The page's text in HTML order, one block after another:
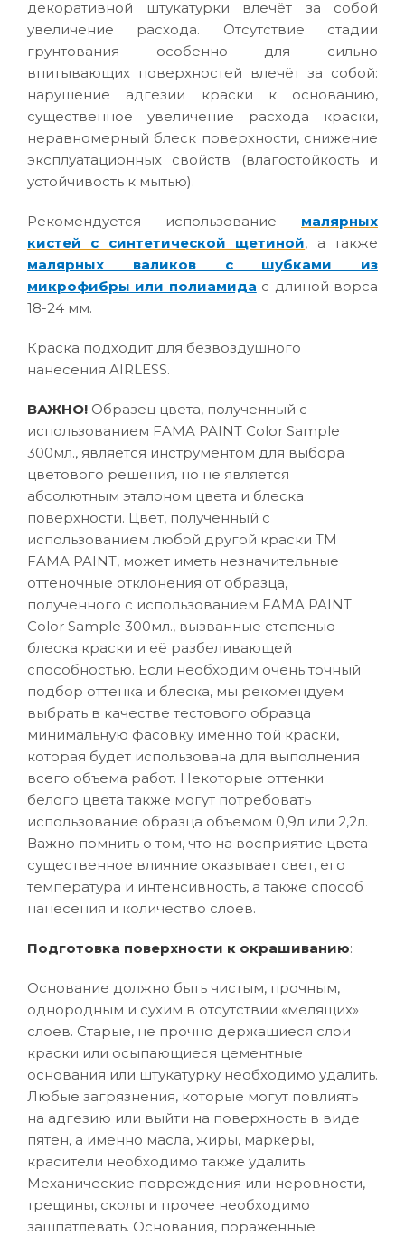
декоративной штукатурки влечёт за собой
увеличение расхода. Отсутствие стадии
грунтования особенно для сильно
впитывающих поверхностей влечёт за собой:
нарушение адгезии краски к основанию,
существенное увеличение расхода краски,
неравномерный блеск поверхности, снижение
эксплуатационных свойств (влагостойкость и
устойчивость к мытью).
Рекомендуется использование малярных
кистей с синтетической щетиной, а также
малярных валиков с шубками из
микрофибры или полиамида с длиной ворса
18-24 мм.
Краска подходит для безвоздушного
нанесения AIRLESS.
ВАЖНО! Образец цвета, полученный с
использованием FAMA PAINT Color Sample
300мл., является инструментом для выбора
цветового решения, но не является
абсолютным эталоном цвета и блеска
поверхности. Цвет, полученный с
использованием любой другой краски ТМ
FAMA PAINT, может иметь незначительные
оттеночные отклонения от образца,
полученного с использованием FAMA PAINT
Color Sample 300мл., вызванные степенью
блеска краски и её разбеливающей
способностью. Если необходим очень точный
подбор оттенка и блеска, мы рекомендуем
выбрать в качестве тестового образца
минимальную фасовку именно той краски,
которая будет использована для выполнения
всего объема работ. Некоторые оттенки
белого цвета также могут потребовать
использование образца объемом 0,9л или 2,2л.
Важно помнить о том, что на восприятие цвета
существенное влияние оказывает свет, его
температура и интенсивность, а также способ
нанесения и количество слоев.
Подготовка поверхности к окрашиванию:
Основание должно быть чистым, прочным,
однородным и сухим в отсутствии «мелящих»
слоев. Старые, не прочно держащиеся слои
краски или осыпающиеся цементные
основания или штукатурку необходимо удалить.
Любые загрязнения, которые могут повлиять
на адгезию или выйти на поверхность в виде
пятен, а именно масла, жиры, маркеры,
красители необходимо также удалить.
Механические повреждения или неровности,
трещины, сколы и прочее необходимо
зашпатлевать. Основания, поражённые